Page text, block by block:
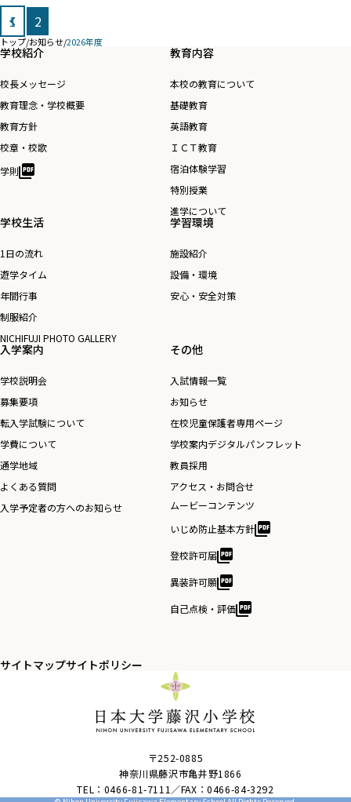
投
稿
の
ペ
ー
ジ
送
り
1 2
トップ/お知らせ/2026年度
学校紹介
校長メッセージ
教育理念・学校概要
教育方針
校章・校歌
学則
教育内容
本校の教育について
基礎教育
英語教育
ＩＣＴ教育
宿泊体験学習
特別授業
進学について
学校生活
1日の流れ
遊学タイム
年間行事
制服紹介
NICHIFUJI PHOTO GALLERY
学習環境
施設紹介
設備・環境
安心・安全対策
入学案内
学校説明会
募集要項
転入学試験について
学費について
通学地域
よくある質問
入学予定者の方へのお知らせ
その他
入試情報一覧
お知らせ
在校児童保護者専用ページ
学校案内デジタルパンフレット
教員採用
アクセス・お問合せ
ムービーコンテンツ
いじめ防止基本方針
登校許可届
異装許可願
自己点検・評価
サイトマップサイトポリシー
〒252-0885
神奈川県藤沢市亀井野1866
TEL：0466-81-7111／FAX：0466-84-3292